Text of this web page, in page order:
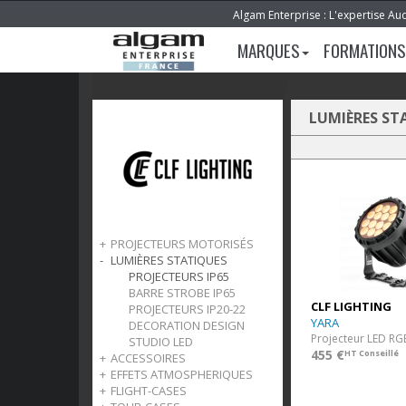
Algam Enterprise : L'expertise
MARQUES FORMATIONS
PROJECTEURS MOTORISÉS
LED
LAMPES
LUMIÈRES STATIQUES
PROJECTEURS IP65
BARRE STROBE IP65
PROJECTEURS IP20-22
DECORATION DESIGN
STUDIO LED
ACCESSOIRES
SYSTEME SANS FIL
CABLES D'ALIMENTATION
EFFETS ATMOSPHERIQUES
VENTILATEURS
FLIGHT-CASES
LUMIÈRES
CLF LIGHTING
YARA
Projecteur LED
455 €HT Conseillé